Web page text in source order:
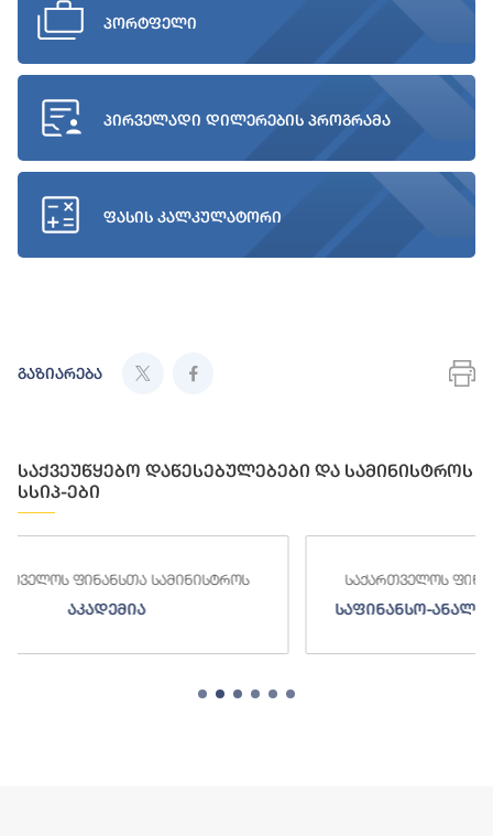
პორტფელი
პირველადი დილერების პროგრამა
ფასის კალკულატორი
გაზიარება
საქვეუწყებო დაწესებულებები და სამინისტროს
სსიპ-ები
საქართველოს ფინანსთა სამინისტროს
საფინანსო-ანალიტიკური სამსახური